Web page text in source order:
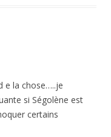
e la chose…..je
si Ségolène est
certains